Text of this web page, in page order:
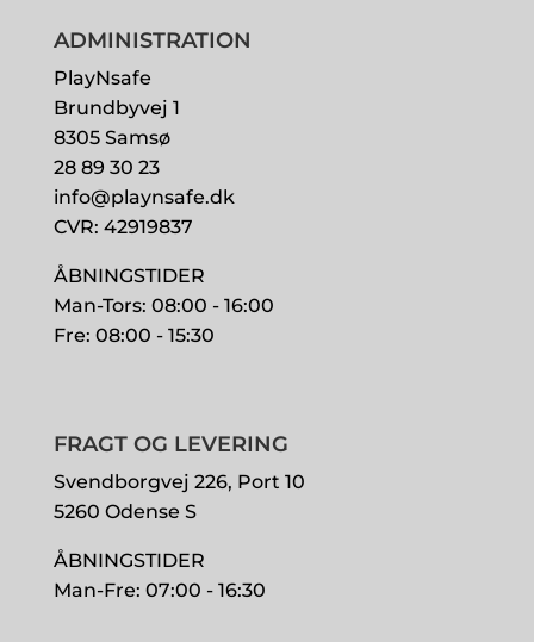
ADMINISTRATION
PlayNsafe
Brundbyvej 1
8305 Samsø
28 89 30 23
info@playnsafe.dk
CVR: 42919837
ÅBNINGSTIDER
Man-Tors: 08:00 - 16:00
Fre: 08:00 - 15:30
FRAGT OG LEVERING
Svendborgvej 226, Port 10
5260 Odense S
ÅBNINGSTIDER
Man-Fre: 07:00 - 16:30